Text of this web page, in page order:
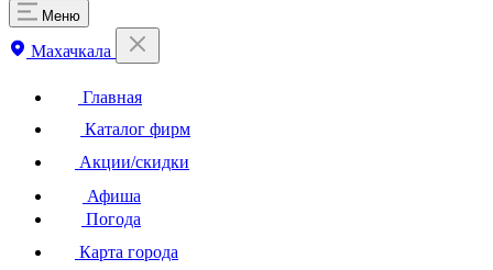
Меню
Махачкала
Главная
Каталог фирм
Акции/скидки
Афиша
Погода
Карта города